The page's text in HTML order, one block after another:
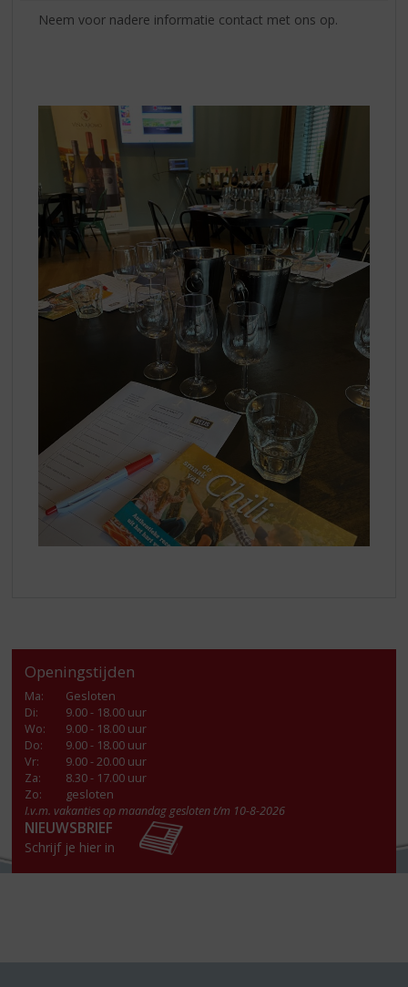
Neem voor nadere informatie contact met ons op.
Openingstijden
Ma:
Gesloten
Di:
9.00 - 18.00 uur
Wo:
9.00 - 18.00 uur
Do:
9.00 - 18.00 uur
Vr:
9.00 - 20.00 uur
Za:
8.30 - 17.00 uur
Zo:
gesloten
I.v.m. vakanties op maandag gesloten t/m 10-8-2026
NIEUWSBRIEF
Schrijf je hier in